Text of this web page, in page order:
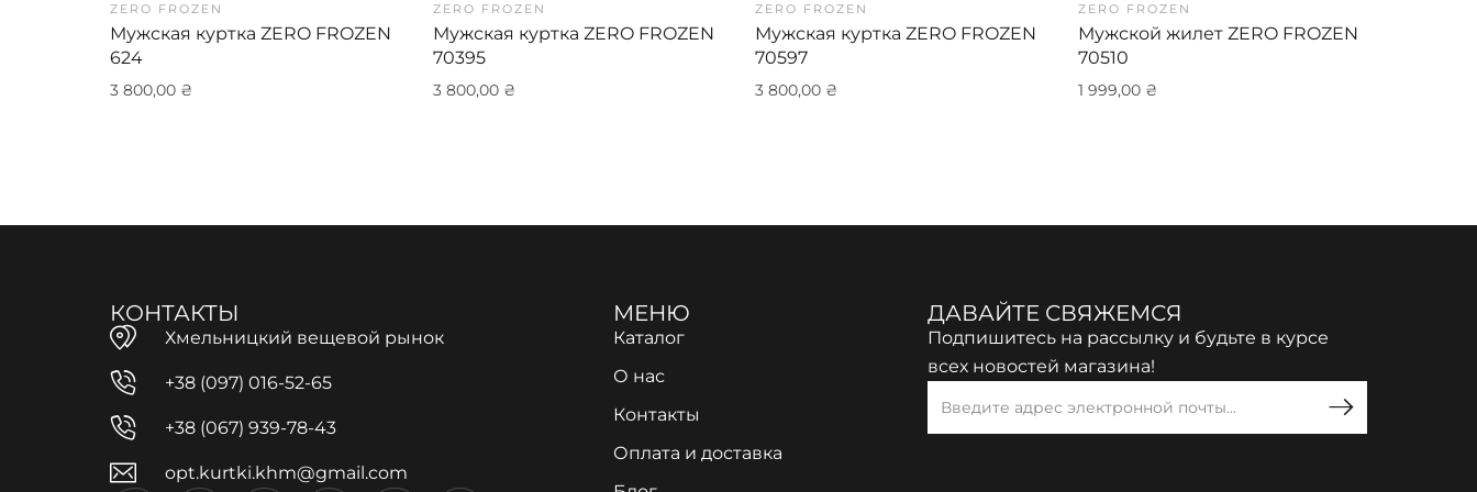
ZERO FROZEN
Мужская куртка ZERO FROZEN
624
3 800,00 ₴
ZERO FROZEN
Мужская куртка ZERO FROZEN
70395
3 800,00 ₴
ZERO FROZEN
Мужская куртка ZERO FROZEN
70597
3 800,00 ₴
ZERO FROZEN
Мужской жилет ZERO FROZEN
70510
1 999,00 ₴
КОНТАКТЫ
Хмельницкий вещевой рынок
+38 (097) 016-52-65
+38 (067) 939-78-43
opt.kurtki.khm@gmail.com
МЕНЮ
Каталог
О нас
Контакты
Оплата и доставка
ДАВАЙТЕ СВЯЖЕМСЯ
Подпишитесь на рассылку и будьте в курсе
всех новостей магазина!